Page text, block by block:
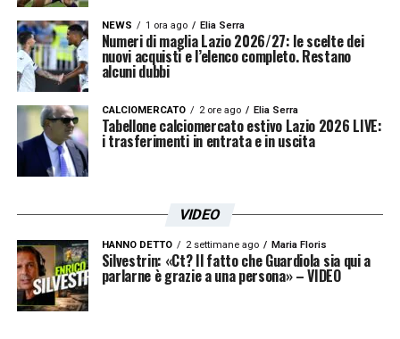
LA PLAYLIST DELLE NOSTRE TOP NEWS
NEWS 1 ora ago Elia Serra
Numeri di maglia Lazio 2026/27: le scelte dei
nuovi acquisti e l’elenco completo. Restano
alcuni dubbi
CALCIOMERCATO 2 ore ago Elia Serra
Tabellone calciomercato estivo Lazio 2026 LIVE:
i trasferimenti in entrata e in uscita
VIDEO
HANNO DETTO 2 settimane ago Maria Floris
Silvestrin: «Ct? Il fatto che Guardiola sia qui a
parlarne è grazie a una persona» – VIDEO